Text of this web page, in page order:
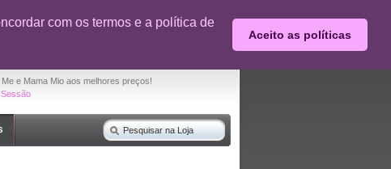
com os termos e a política de
Aceito as políticas
Até 50% desconto em produtos selecionados
e Mama Mio aos melhores preços!